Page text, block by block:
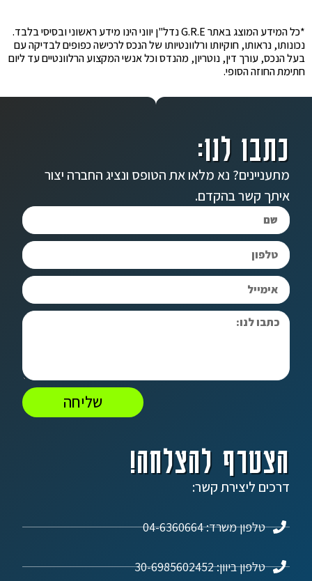
*כל המידע המוצג באתר G.R.E נדל"ן יווני הינו מידע ראשוני ובסיסי בלבד.
נכונותו, נראותו, חוקיותו ורלוונטיותו של הנכס לרכישה כפופים לבדיקה עם
בעל הנכס, עורך דין, נוטריון, מהנדס וכל אנשי המקצוע הרלוונטיים עד ליום
חתימת החוזה הסופי.
הצטרף להצלחה!
דרכים ליצירת קשר:
טלפון משרד: 04-6360664
טלפון ביוון: 30-6985602452
כתבו לנו:
מתעניינים? נא מלאו את הטופס ונציג החברה יצור
איתך קשר בהקדם.
שליחה